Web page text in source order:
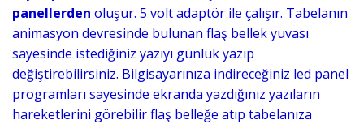
panellerden oluşur. 5 volt adaptör ile çalışır. Tabelanın
animasyon devresinde bulunan flaş bellek yuvası
sayesinde istediğiniz yazıyı günlük yazıp
değiştirebilirsiniz. Bilgisayarınıza indireceğiniz led panel
programları sayesinde ekranda yazdığınız yazıların
hareketlerini görebilir flaş belleğe atıp tabelanıza